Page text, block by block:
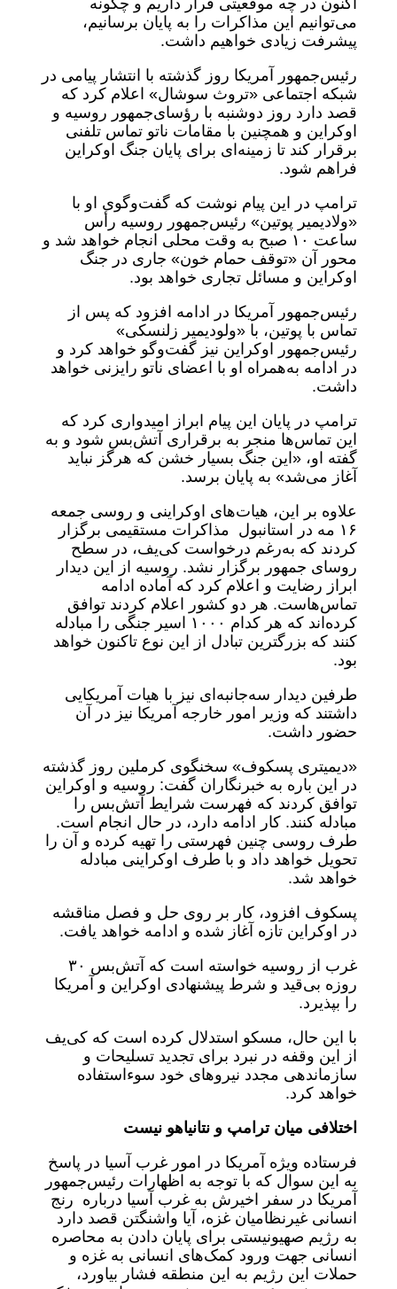
اکنون در چه موقعیتی قرار داریم و چگونه
می‌توانیم این مذاکرات را به پایان برسانیم،
پیشرفت زیادی خواهیم داشت.
رئیس‌جمهور آمریکا روز گذشته با انتشار پیامی در
شبکه اجتماعی «تروث سوشال» اعلام کرد که
قصد دارد روز دوشنبه با رؤسای‌جمهور روسیه و
اوکراین و همچنین با مقامات ناتو تماس تلفنی
برقرار کند تا زمینه‌ای برای پایان جنگ اوکراین
فراهم شود.
ترامپ در این پیام نوشت که گفت‌وگوی او با
«ولادیمیر پوتین» رئیس‌جمهور روسیه رأس
ساعت ۱۰ صبح به وقت محلی انجام خواهد شد و
محور آن «توقف حمام خون» جاری در جنگ
اوکراین و مسائل تجاری خواهد بود.
رئیس‌جمهور آمریکا در ادامه افزود که پس از
تماس با پوتین، با «ولودیمیر زلنسکی»
رئیس‌جمهور اوکراین نیز گفت‌وگو خواهد کرد و
در ادامه به‌همراه او با اعضای ناتو رایزنی خواهد
داشت.
ترامپ در پایان این پیام ابراز امیدواری کرد که
این تماس‌ها منجر به برقراری آتش‌بس شود و به
گفته او، «این جنگ بسیار خشن که هرگز نباید
آغاز می‌شد» به پایان برسد.
علاوه بر این، هیات‌های اوکراینی و روسی جمعه
۱۶ مه در استانبول مذاکرات مستقیمی برگزار
کردند که به‌رغم درخواست کی‌یف، در سطح
روسای جمهور برگزار نشد. روسیه از این دیدار
ابراز رضایت و اعلام کرد که آماده ادامه
تماس‌هاست. هر دو کشور اعلام کردند توافق
کرده‌اند که هر کدام ۱۰۰۰ اسیر جنگی را مبادله
کنند که بزرگترین تبادل از این نوع تاکنون خواهد
بود.
طرفین دیدار سه‌جانبه‌ای نیز با هیات آمریکایی
داشتند که وزیر امور خارجه آمریکا نیز در آن
حضور داشت.
«دیمیتری پسکوف» سخنگوی کرملین روز گذشته
در این باره به خبرنگاران گفت: روسیه و اوکراین
توافق کردند که فهرست شرایط آتش‌بس را
مبادله کنند. کار ادامه دارد، در حال انجام است.
طرف روسی چنین فهرستی را تهیه کرده و آن را
تحویل خواهد داد و با طرف اوکراینی مبادله
خواهد شد.
پسکوف افزود، کار بر روی حل و فصل مناقشه
در اوکراین تازه آغاز شده و ادامه خواهد یافت.
غرب از روسیه خواسته است که آتش‌بس ۳۰
روزه بی‌قید و شرط پیشنهادی اوکراین و آمریکا
را بپذیرد.
با این حال، مسکو استدلال کرده است که کی‌یف
از این وقفه در نبرد برای تجدید تسلیحات و
سازماندهی مجدد نیروهای خود سوءاستفاده
خواهد کرد.
اختلافی میان ترامپ و نتانیاهو نیست
فرستاده ویژه آمریکا در امور غرب آسیا در پاسخ
به این سوال که با توجه به اظهارات رئیس‌جمهور
آمریکا در سفر اخیرش به غرب آسیا درباره رنج
انسانی غیرنظامیان غزه، آیا واشنگتن قصد دارد
به رژیم صهیونیستی برای پایان دادن به محاصره
انسانی جهت ورود کمک‌های انسانی به غزه و
حملات این رژیم به این منطقه فشار بیاورد،